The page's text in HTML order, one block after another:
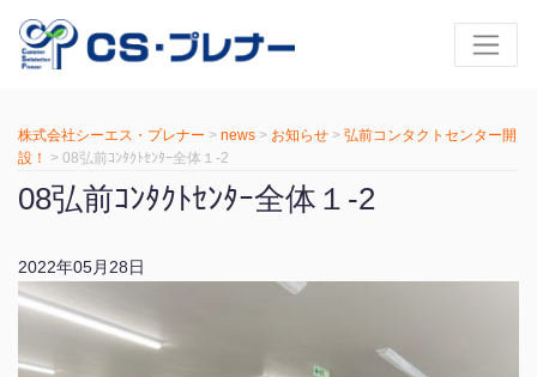
株式会社シーエス・プレナー > news > お知らせ > 弘前コンタクトセンター開
設！
> 08弘前ｺﾝﾀｸﾄｾﾝﾀｰ全体１-2
08弘前ｺﾝﾀｸﾄｾﾝﾀｰ全体１-2
2022年05月28日